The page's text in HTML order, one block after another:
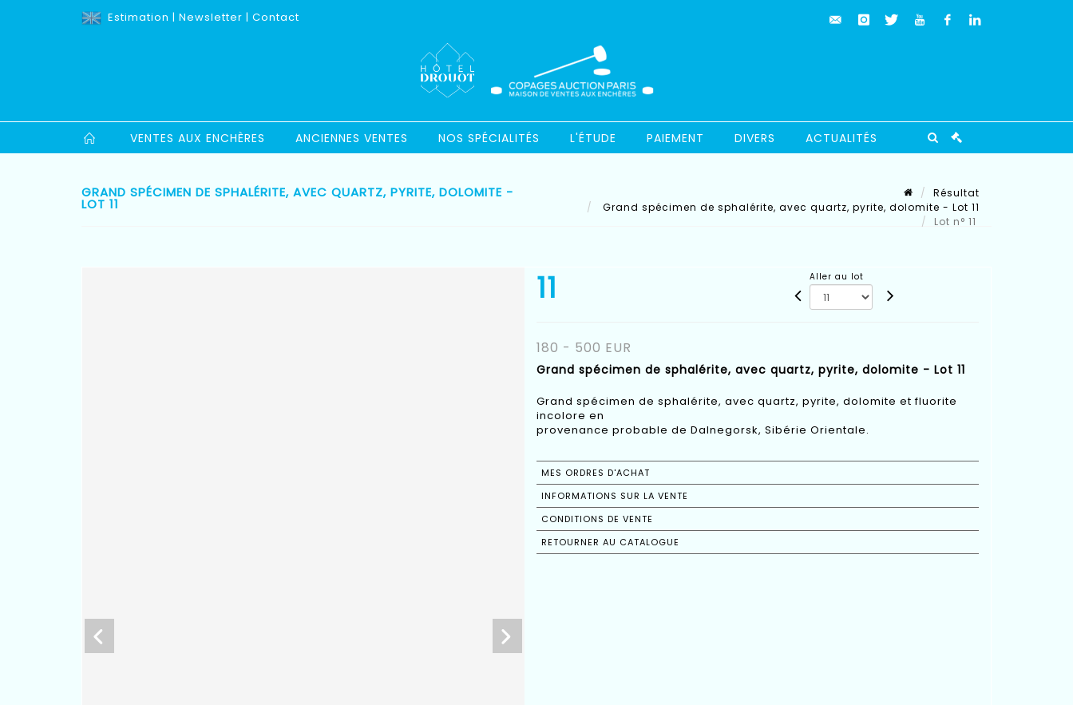
Estimation | Newsletter | Contact
VENTES AUX ENCHÈRES ANCIENNES VENTES NOS SPÉCIALITÉS L'ÉTUDE PAIEMENT DIVERS ACTUALITÉS
GRAND SPÉCIMEN DE SPHALÉRITE, AVEC QUARTZ, PYRITE, DOLOMITE -
LOT 11
Résultat
Grand spécimen de sphalérite, avec quartz, pyrite, dolomite - Lot 11
Lot n° 11
11 Aller au lot
180 - 500 EUR
Grand spécimen de sphalérite, avec quartz, pyrite, dolomite - Lot 11
Grand spécimen de sphalérite, avec quartz, pyrite, dolomite et fluorite
incolore en
provenance probable de Dalnegorsk, Sibérie Orientale.
MES ORDRES D'ACHAT
INFORMATIONS SUR LA VENTE
CONDITIONS DE VENTE
RETOURNER AU CATALOGUE